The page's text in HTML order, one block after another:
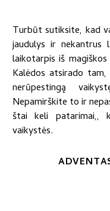
Turbūt sutiksite, kad
jaudulys ir nekantrus
laikotarpis iš
Kalėdos atsirado
nerūpestingą
Nepamirškite to ir
štai keli patarimai,,
vaikystės.